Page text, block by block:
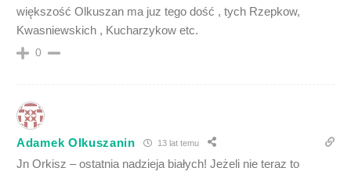
większość Olkuszan ma juz tego dość , tych Rzepkow,
Kwasniewskich , Kucharzykow etc.
0
Adamek Olkuszanin 13 lat temu
Jn Orkisz – ostatnia nadzieja białych! Jeżeli nie teraz to